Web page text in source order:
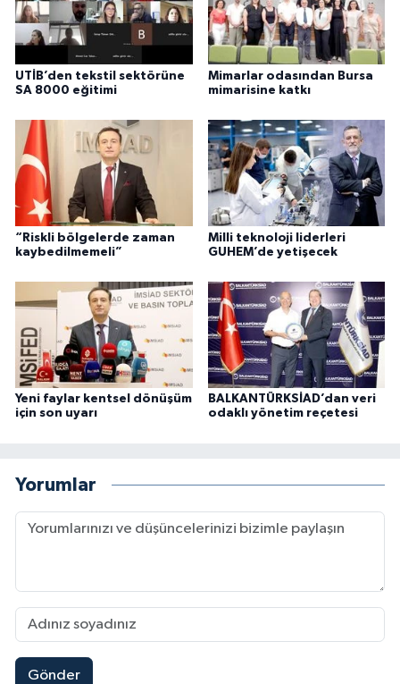
UTİB’den tekstil sektörüne
SA 8000 eğitimi
Mimarlar odasından Bursa
mimarisine katkı
“Riskli bölgelerde zaman
kaybedilmemeli”
Milli teknoloji liderleri
GUHEM’de yetişecek
Yeni faylar kentsel dönüşüm
için son uyarı
BALKANTÜRKSİAD’dan veri
odaklı yönetim reçetesi
Yorumlar
Gönder